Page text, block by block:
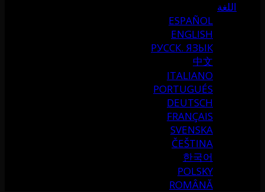
اللغة
ESPAÑOL
ENGLISH
РУССК. ЯЗЫК
中文
ITALIANO
PORTUGUÉS
DEUTSCH
FRANÇAIS
SVENSKA
ČEŠTINA
한국어
POLSKY
ROMÂNĂ